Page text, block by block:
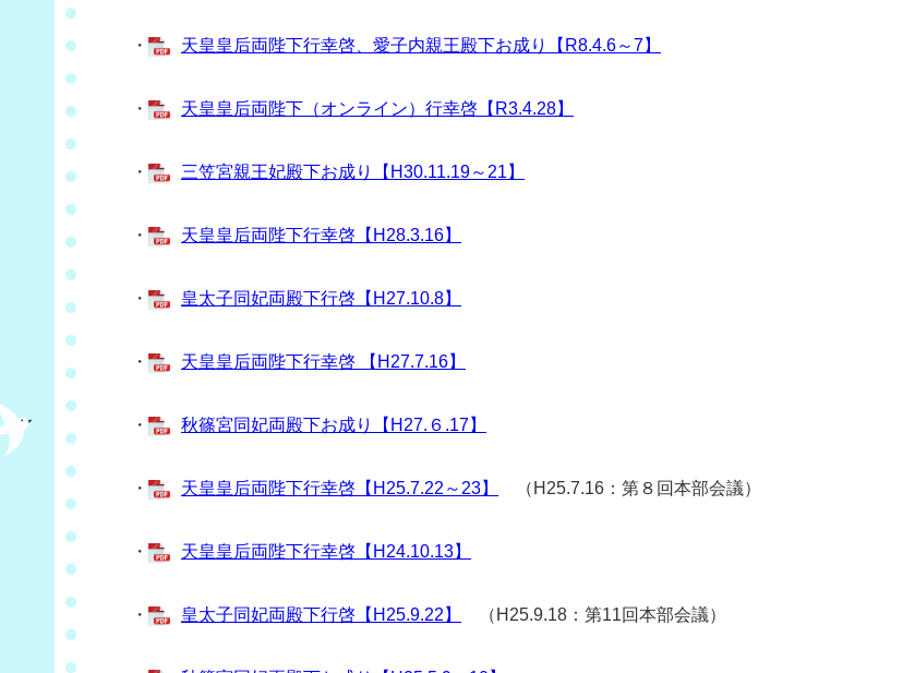
・ 天皇皇后両陛下行幸啓、愛子内親王殿下お成り【R8.4.6～7】
・ 天皇皇后両陛下（オンライン）行幸啓【R3.4.28】
・ 三笠宮親王妃殿下お成り【H30.11.19～21】
・ 天皇皇后両陛下行幸啓【H28.3.16】
・ 皇太子同妃両殿下行啓【H27.10.8】
・ 天皇皇后両陛下行幸啓 【H27.7.16】
・ 秋篠宮同妃両殿下お成り【H27.６.17】
・ 天皇皇后両陛下行幸啓【H25.7.22～23】 （H25.7.16：第８回本部会議）
・ 天皇皇后両陛下行幸啓【H24.10.13】
・ 皇太子同妃両殿下行啓【H25.9.22】 （H25.9.18：第11回本部会議）